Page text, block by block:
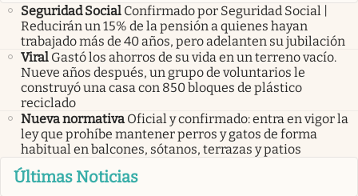
Seguridad Social Confirmado por Seguridad Social |
Reducirán un 15% de la pensión a quienes hayan
trabajado más de 40 años, pero adelanten su jubilación
Viral Gastó los ahorros de su vida en un terreno vacío.
Nueve años después, un grupo de voluntarios le
construyó una casa con 850 bloques de plástico
reciclado
Nueva normativa Oficial y confirmado: entra en vigor la
ley que prohíbe mantener perros y gatos de forma
habitual en balcones, sótanos, terrazas y patios
Últimas Noticias